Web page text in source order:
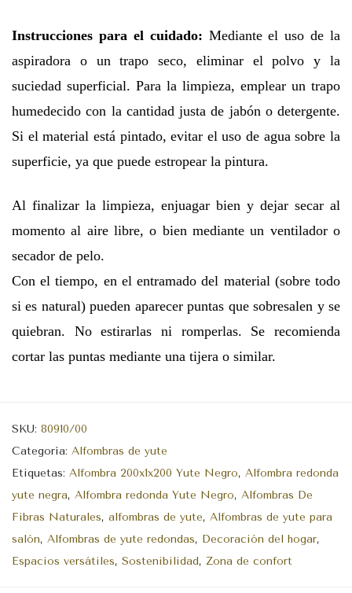
Instrucciones para el cuidado: Mediante el uso de la
aspiradora o un trapo seco, eliminar el polvo y la
suciedad superficial. Para la limpieza, emplear un trapo
humedecido con la cantidad justa de jabón o detergente.
Si el material está pintado, evitar el uso de agua sobre la
superficie, ya que puede estropear la pintura.
Al finalizar la limpieza, enjuagar bien y dejar secar al
momento al aire libre, o bien mediante un ventilador o
secador de pelo.
Con el tiempo, en el entramado del material (sobre todo
si es natural) pueden aparecer puntas que sobresalen y se
quiebran. No estirarlas ni romperlas. Se recomienda
cortar las puntas mediante una tijera o similar.
SKU: 80910/00
Categoría: Alfombras de yute
Etiquetas: Alfombra 200x1x200 Yute Negro, Alfombra redonda
yute negra, Alfombra redonda Yute Negro, Alfombras De
Fibras Naturales, alfombras de yute, Alfombras de yute para
salón, Alfombras de yute redondas, Decoración del hogar,
Espacios versátiles, Sostenibilidad, Zona de confort